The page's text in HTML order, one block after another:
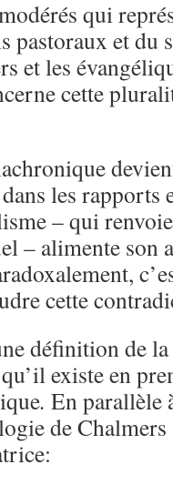
qui
pastoraux et du
et les
cette
les rapports
– qui
– alimente son
cette
définition de
existe en
. En parallèle
de Chalmers